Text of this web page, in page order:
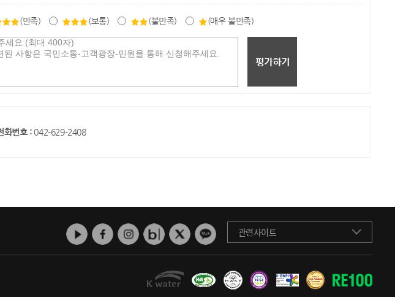
(만족) (보통) (불만족) (매우 불만족)
화번호 : 042-629-2408
관련사이트